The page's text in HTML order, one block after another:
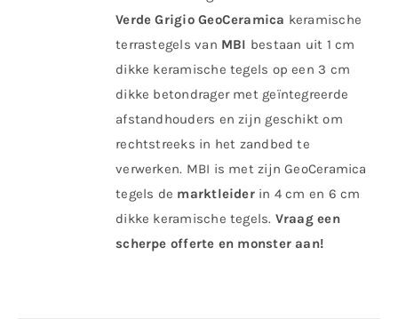
Verde Grigio GeoCeramica keramische
terrastegels van MBI bestaan uit 1 cm
dikke keramische tegels op een 3 cm
dikke betondrager met geïntegreerde
afstandhouders en zijn geschikt om
rechtstreeks in het zandbed te
verwerken. MBI is met zijn GeoCeramica
tegels de marktleiderin 4 cm en 6 cm
dikke keramische tegels. Vraag een
scherpe offerte en monster aan!